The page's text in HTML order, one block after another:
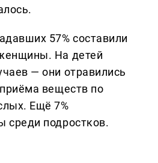
57% составили
На детей
— они отравились
веществ по
Ещё 7%
среди подростков.